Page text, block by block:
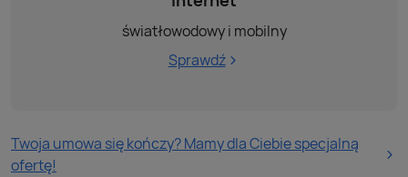
światłowodowy i mobilny
Sprawdź
Twoja umowa się kończy? Mamy dla Ciebie specjalną
ofertę!